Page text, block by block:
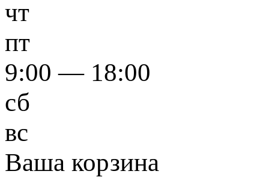
чт
пт
9:00 — 18:00
сб
вс
Ваша корзина